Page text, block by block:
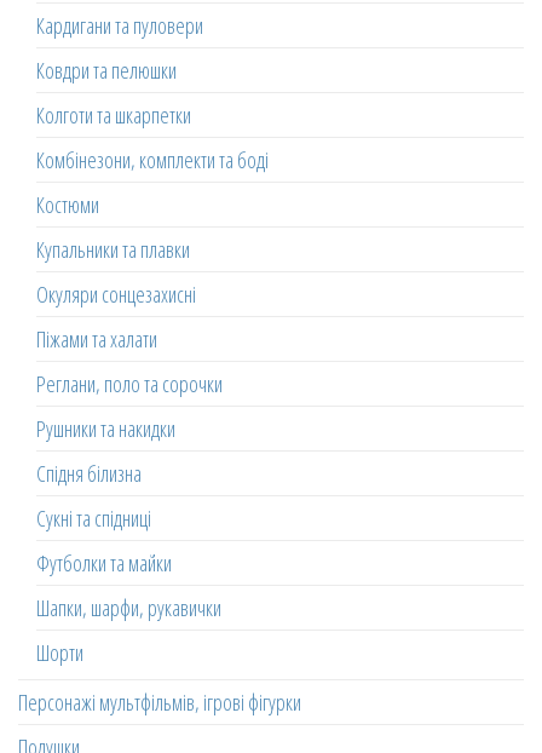
Кардигани та пуловери
Ковдри та пелюшки
Колготи та шкарпетки
Комбінезони, комплекти та боді
Костюми
Купальники та плавки
Окуляри сонцезахисні
Піжами та халати
Реглани, поло та сорочки
Рушники та накидки
Спідня білизна
Сукні та спідниці
Футболки та майки
Шапки, шарфи, рукавички
Шорти
Персонажі мультфільмів, ігрові фігурки